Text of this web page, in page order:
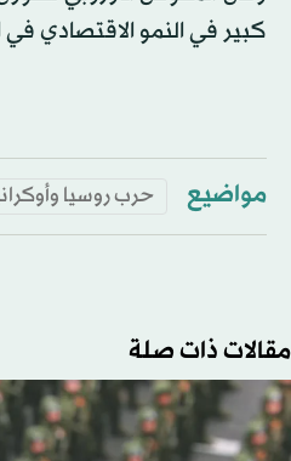
كبير في النمو الاقتصادي في
مواضيع حرب روسيا
مقالات ذات صلة